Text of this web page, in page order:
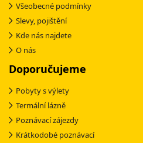
Všeobecné podmínky
Slevy, pojištění
Kde nás najdete
O nás
Doporučujeme
Pobyty s výlety
Termální lázně
Poznávací zájezdy
Krátkodobé poznávací